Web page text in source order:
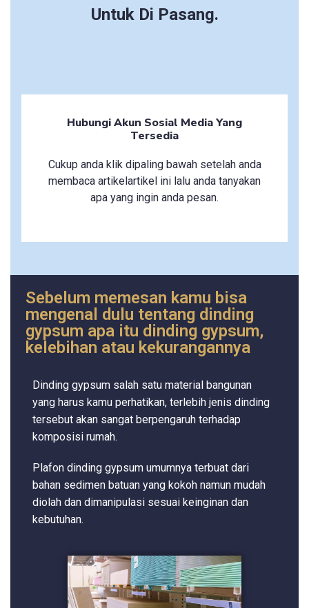
Untuk Di Pasang.
Hubungi Akun Sosial Media Yang
Tersedia
Cukup anda klik dipaling bawah setelah anda
membaca artikelartikel ini lalu anda tanyakan
apa yang ingin anda pesan.
Sebelum memesan kamu bisa
mengenal dulu tentang dinding
gypsum apa itu dinding gypsum,
kelebihan atau kekurangannya
Dinding gypsum salah satu material bangunan
yang harus kamu perhatikan, terlebih jenis dinding
tersebut akan sangat berpengaruh terhadap
komposisi rumah.
Plafon dinding gypsum umumnya terbuat dari
bahan sedimen batuan yang kokoh namun mudah
diolah dan dimanipulasi sesuai keinginan dan
kebutuhan.